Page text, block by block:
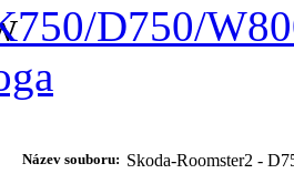
D750/
Název souboru: Skoda-Roomster2 -